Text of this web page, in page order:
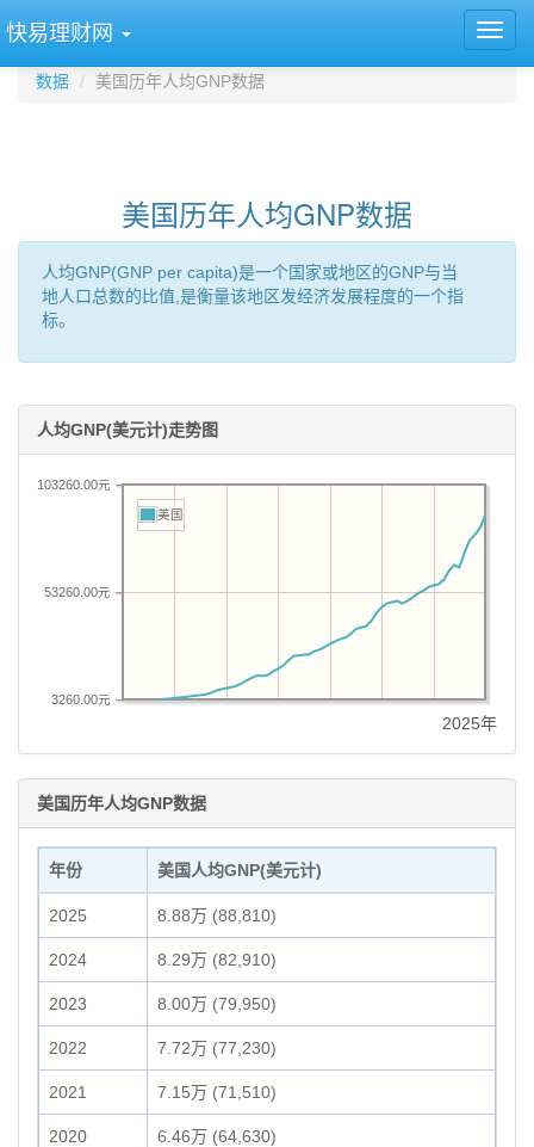
快易理财网
数据 美国历年人均GNP数据
美国历年人均GNP数据
人均GNP(GNP per capita)是一个国家或地区的GNP与当
地人口总数的比值,是衡量该地区发经济发展程度的一个指
标。
人均GNP(美元计)走势图
3260.00元
53260.00元
103260.00元
美国
2025年
美国历年人均GNP数据
年份 美国人均GNP(美元计)
2025 8.88万 (88,810)
2024 8.29万 (82,910)
2023 8.00万 (79,950)
2022 7.72万 (77,230)
2021 7.15万 (71,510)
2020 6.46万 (64,630)